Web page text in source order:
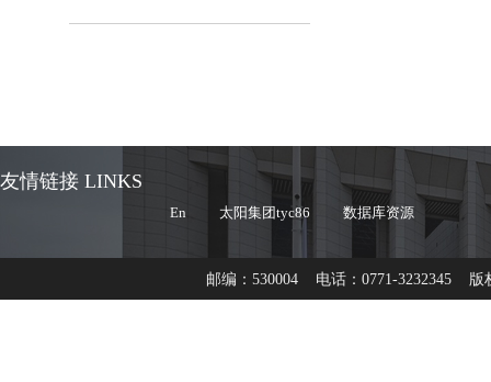
友情链接 LINKS
En 太阳集团tyc86 数据库资源
邮编：530004 电话：0771-3232345 版